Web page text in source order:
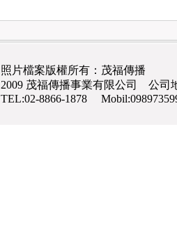
照片檔案版權所有：茂福傳播
2009 茂福傳播事業有限公司 公司
TEL:02-8866-1878